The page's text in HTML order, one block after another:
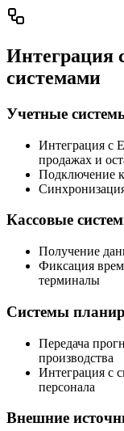
Интеграция
системами
Учетные
Интеграция с
продажах и
Подключение к
Кассовые
Получение
Фиксация
терминалы
Системы
Передача
производства
Интеграция с
персонала
Внешние